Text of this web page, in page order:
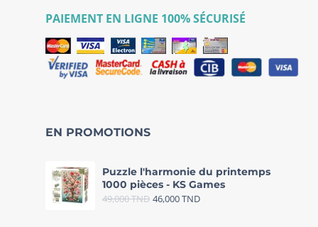
PAIEMENT EN LIGNE 100% SÉCURISÉ
EN PROMOTIONS
Puzzle l'harmonie du printemps
1000 pièces - KS Games
49,000TND 46,000TND